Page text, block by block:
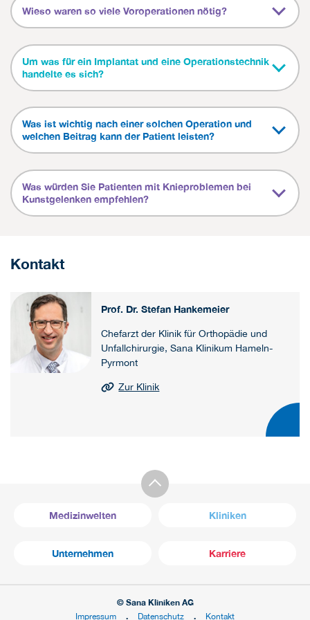
Wieso waren so viele Voroperationen nötig?
Um was für ein Implantat und eine Operationstechnik
handelte es sich?
Was ist wichtig nach einer solchen Operation und
welchen Beitrag kann der Patient leisten?
Was würden Sie Patienten mit Knieproblemen bei
Kunstgelenken empfehlen?
Kontakt
Prof. Dr. Stefan Hankemeier
Chefarzt der Klinik für Orthopädie und
Unfallchirurgie, Sana Klinikum Hameln-
Pyrmont
Zur Klinik
Medizinwelten Kliniken
Unternehmen Karriere
© Sana Kliniken AG
Impressum
Datenschutz Kontakt